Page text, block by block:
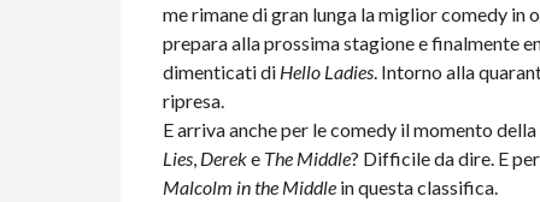
me rimane di gran lunga la miglior comedy in
prepara alla prossima stagione e finalmente
dimenticati di Hello Ladies. Intorno alla
ripresa.
E arriva anche per le comedy il momento
Lies, Dereke The Middle? Difficile da dire. E
Malcolm in the Middlein questa classifica.